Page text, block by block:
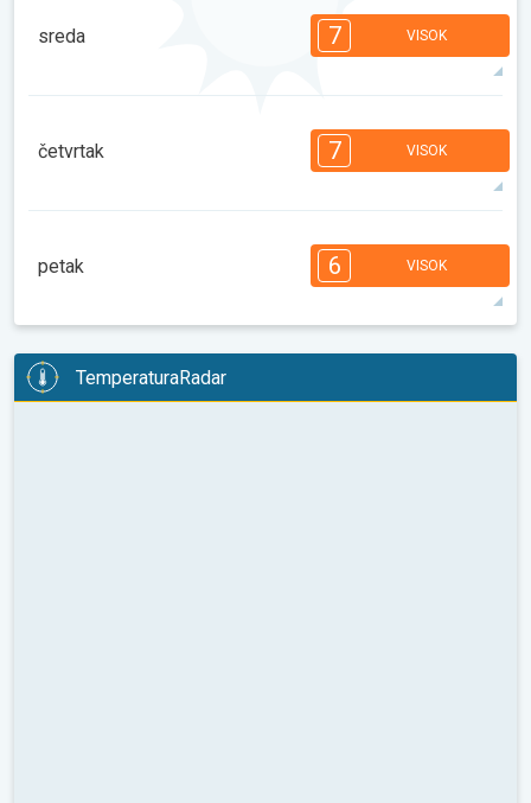
14:00
4
14 h 06:48 21:19 34°maks
sreda 7 VISOK
1
14:00
3
14 h 06:49 21:17 37°maks
četvrtak 7 VISOK
08:00 14:00
3
13 h 06:50 21:16 39°maks
petak 6 VISOK
1
08:00
3 4 3
TemperaturaRadar